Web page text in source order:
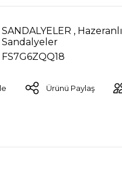
SANDALYELER ,
Sandalyeler
FS7G6ZQQ18
Ürünü Paylaş